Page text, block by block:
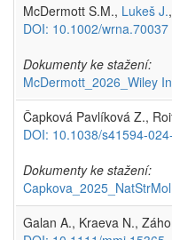
McDermott S.M., Lukeš J.
DOI: 10.1002/wrna.70037
Dokumenty ke stažení:
McDermott_2026_Wiley
Čapková Pavlíková Z.,
DOI: 10.1038/s41594-
Dokumenty ke stažení:
Galan A., Kraeva N.,